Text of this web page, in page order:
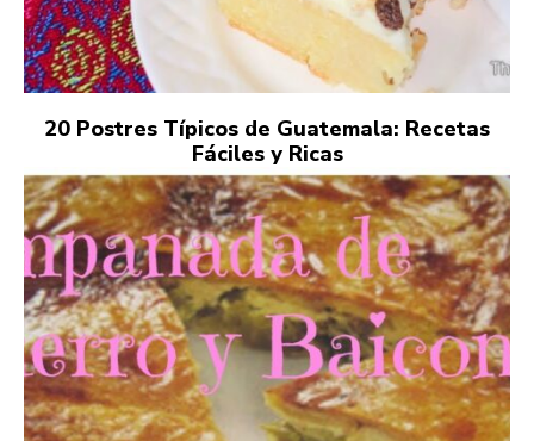
20 Postres Típicos de Guatemala: Recetas
Fáciles y Ricas